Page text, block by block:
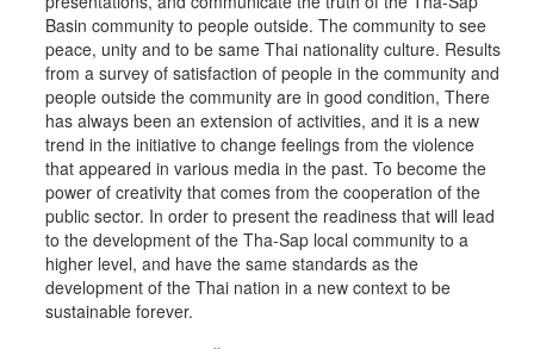
Basin community to people outside. The community to see
peace, unity and to be same Thai nationality culture. Results
from a survey of satisfaction of people in the community and
people outside the community are in good condition, There
has always been an extension of activities, and it is a new
trend in the initiative to change feelings from the violence
that appeared in various media in the past. To become the
power of creativity that comes from the cooperation of the
public sector. In order to present the readiness that will lead
to the development of the Tha-Sap local community to a
higher level, and have the same standards as the
development of the Thai nation in a new context to be
sustainable forever.